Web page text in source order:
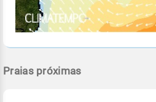
Praias próximas